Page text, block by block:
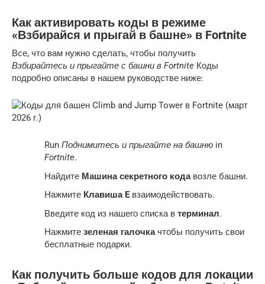
Как активировать коды в режиме
«Взбирайся и прыгай в башне» в Fortnite
Все, что вам нужно сделать, чтобы получить
Взбирайтесь и прыгайте с башни в Fortnite Коды
подробно описаны в нашем руководстве ниже:
Run Поднимитесь и прыгайте на башню in
Fortnite.
Найдите Машина секретного кодавозле башни.
Нажмите Клавиша E взаимодействовать.
Введите код из нашего списка в терминал.
Нажмите зеленая галочкачтобы получить свои
бесплатные подарки.
Как получить больше кодов для локации